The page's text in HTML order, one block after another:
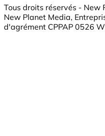
Tous droits réservés - New
New Planet Media,
d'agrément CPPAP 0526